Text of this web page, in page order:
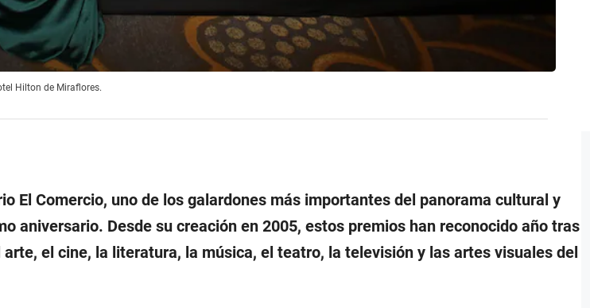
Hilton de Miraflores.
El Comercio, uno de los galardones más importantes del panorama cultural y
aniversario. Desde su creación en 2005, estos premios han reconocido año tras
el cine, la literatura, la música, el teatro, la televisión y las artes visuales del